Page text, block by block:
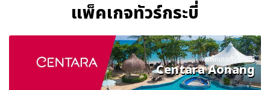
แพ็คเกจทัวร์กระบี่
แพ็คเกจทัวร์กระบี่
Centara Aonang